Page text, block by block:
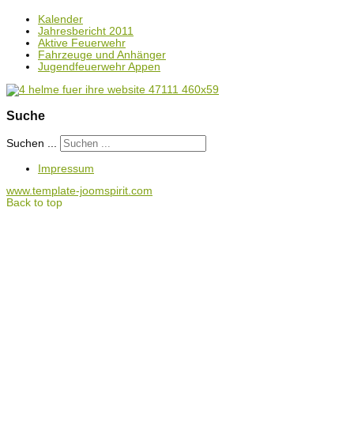
Kalender
Jahresbericht 2011
Aktive Feuerwehr
Fahrzeuge und Anhänger
Jugendfeuerwehr Appen
Suche
Suchen ...
Impressum
www.template-joomspirit.com
Back to top